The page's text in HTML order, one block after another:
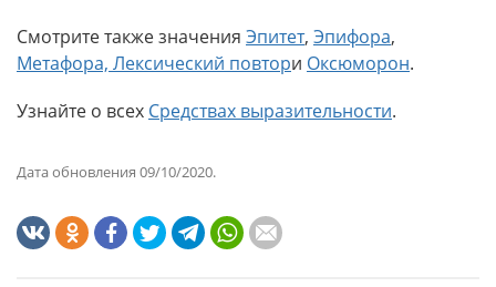
Смотрите также значения Эпитет, Эпифора,
Метафора, Лексический повтори Оксюморон.
Узнайте о всех Средствах выразительности.
Дата обновления 09/10/2020.